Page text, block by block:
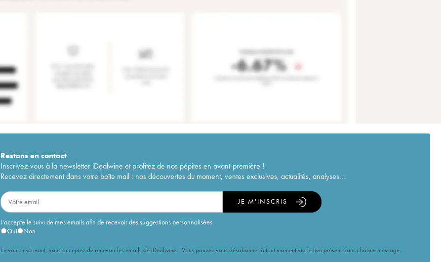
Restons encontact
Inscrivez-vous à la newsletter iDealwine et profitez de nos pépites en avant-première !
Recevez directement dans votre boîte mail : nos découvertes du moment, ventes exclusives, actualités, analyses...
J'accepte le suivi de mes emails afin de recevoir des suggestions personnalisées
Oui
Non
JE M'INSCRIS
En vous inscrivant, vous acceptez de recevoir les emails de iDealwine. Vous pouvez vous désabonner à tout moment via le lien présent dans chaque message.